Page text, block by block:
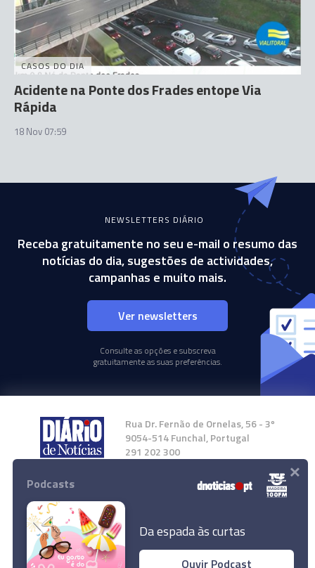
CASOS DO DIA
Acidente na Ponte dos Frades entope Via
Rápida
18 Nov 07:59
NEWSLETTERS DIÁRIO
Receba gratuitamente no seu e-mail o resumo das
notícias do dia, sugestões de actividades,
campanhas e muito mais.
Ver newsletters
Consulte as opções e subscreva
gratuitamente as suas preferências.
Rua Dr. Fernão de Ornelas, 56 - 3º
9054-514 Funchal, Portugal
291 202 300
Instale a nossa App
Podcasts
Da espada às curtas
Ouvir Podcast
×